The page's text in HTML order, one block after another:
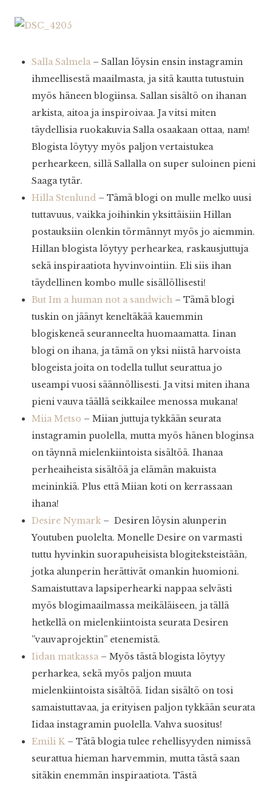
Salla Salmela – Sallan löysin ensin instagramin
ihmeellisestä maailmasta, ja sitä kautta tutustuin
myös häneen blogiinsa. Sallan sisältö on ihanan
arkista, aitoa ja inspiroivaa. Ja vitsi miten
täydellisia ruokakuvia Salla osaakaan ottaa, nam!
Blogista löytyy myös paljon vertaistukea
perhearkeen, sillä Sallalla on super suloinen pieni
Saaga tytär.
Hilla Stenlund – Tämä blogi on mulle melko uusi
tuttavuus, vaikka joihinkin yksittäisiin Hillan
postauksiin olenkin törmännyt myös jo aiemmin.
Hillan blogista löytyy perhearkea, raskausjuttuja
sekä inspiraatiota hyvinvointiin. Eli siis ihan
täydellinen kombo mulle sisällöllisesti!
But Im a human not a sandwich – Tämä blogi
tuskin on jäänyt keneltäkää kauemmin
blogiskeneä seuranneelta huomaamatta. Iinan
blogi on ihana, ja tämä on yksi niistä harvoista
blogeista joita on todella tullut seurattua jo
useampi vuosi säännöllisesti. Ja vitsi miten ihana
pieni vauva täällä seikkailee menossa mukana!
Miia Metso – Miian juttuja tykkään seurata
instagramin puolella, mutta myös hänen bloginsa
on täynnä mielenkiintoista sisältöä. Ihanaa
perheaiheista sisältöä ja elämän makuista
meininkiä. Plus että Miian koti on kerrassaan
ihana!
Desire Nymark – Desiren löysin alunperin
Youtuben puolelta. Monelle Desire on varmasti
tuttu hyvinkin suorapuheisista blogiteksteistään,
jotka alunperin herättivät omankin huomioni.
Samaistuttava lapsiperhearki nappaa selvästi
myös blogimaailmassa meikäläiseen, ja tällä
hetkellä on mielenkiintoista seurata Desiren
”vauvaprojektin” etenemistä.
Iidan matkassa – Myös tästä blogista löytyy
perharkea, sekä myös paljon muuta
mielenkiintoista sisältöä. Iidan sisältö on tosi
samaistuttavaa, ja erityisen paljon tykkään seurata
Iidaa instagramin puolella. Vahva suositus!
Emili K – Tätä blogia tulee rehellisyyden nimissä
seurattua hieman harvemmin, mutta tästä saan
sitäkin enemmän inspiraatiota. Tästä